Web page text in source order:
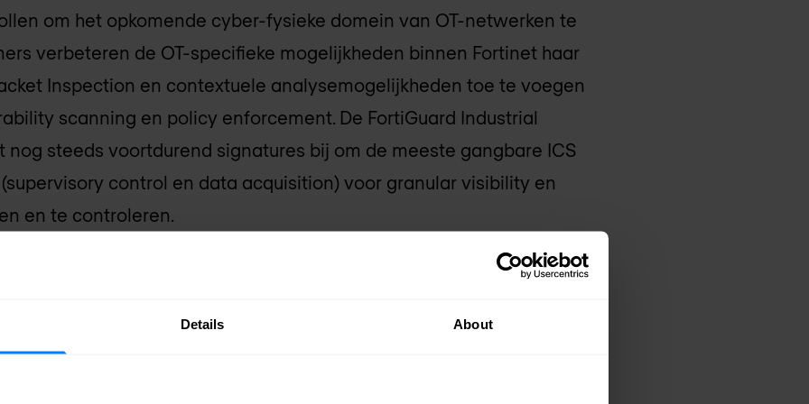
Details About
om het opkomende cyber-fysieke domein van OT-netwerken te
verbeteren de OT-specifieke mogelijkheden binnen Fortinet haar
Inspection en contextuele analysemogelijkheden toe te voegen
scanning en policy enforcement. De FortiGuard Industrial
nog steeds voortdurend signatures bij om de meeste gangbare ICS
control en data acquisition) voor granular visibility en
en te controleren.